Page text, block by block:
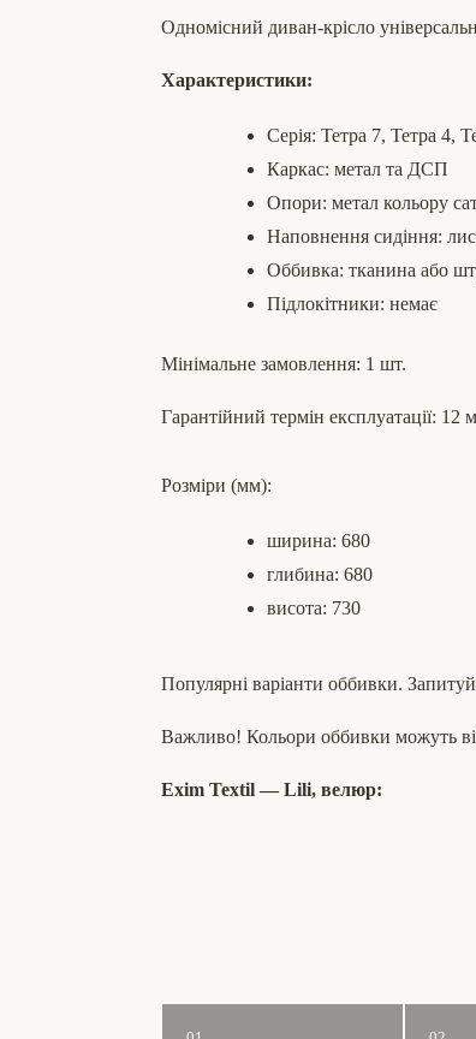
Одномісний диван-крісло
Характеристики:
Серія: Тетра 7, Тетра 4,
Каркас: метал та ДСП
Опори: метал кольору
Наповнення сидіння:
Оббивка: тканина або
Підлокітники: немає
Мінімальне замовлення: 1 шт.
Гарантійний термін експлуатації: 12
Розміри (мм):
ширина: 680
глибина: 680
висота: 730
Популярні варіанти оббивки.
Важливо! Кольори оббивки можуть
Exim Textil ― Lili, велюр: